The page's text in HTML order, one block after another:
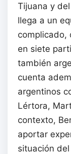
Tijuana y
llega a un
complicado,
en siete
también
cuenta
argentinos
Lértora,
contexto,
aportar
situación